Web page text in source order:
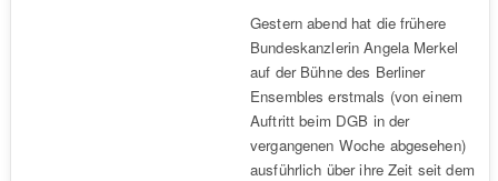
Gestern abend hat die frühere
Bundeskanzlerin Angela Merkel
auf der Bühne des Berliner
Ensembles erstmals (von einem
Auftritt beim DGB in der
vergangenen Woche abgesehen)
ausführlich über ihre Zeit seit dem